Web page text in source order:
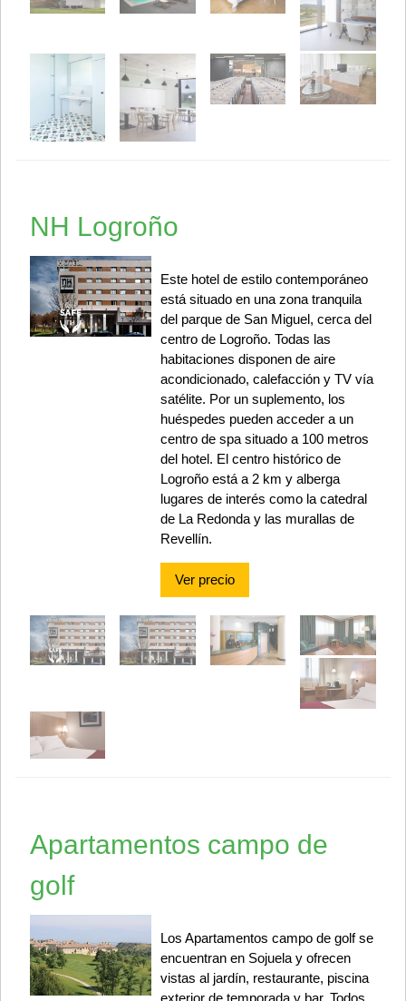
NH Logroño
Este hotel de estilo contemporáneo
está situado en una zona tranquila
del parque de San Miguel, cerca del
centro de Logroño. Todas las
habitaciones disponen de aire
acondicionado, calefacción y TV vía
satélite. Por un suplemento, los
huéspedes pueden acceder a un
centro de spa situado a 100 metros
del hotel. El centro histórico de
Logroño está a 2 km y alberga
lugares de interés como la catedral
de La Redonda y las murallas de
Revellín.
Ver precio
Apartamentos campo de
golf
Los Apartamentos campo de golf se
encuentran en Sojuela y ofrecen
vistas al jardín, restaurante, piscina
exterior de temporada y bar. Todos